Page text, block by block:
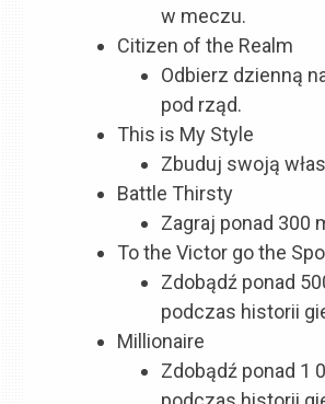
w meczu.
Citizen of the Realm
Odbierz dzienną
pod rząd.
This is My Style
Zbuduj swoją
Battle Thirsty
Zagraj ponad 300
To the Victor go the
Zdobądź ponad
podczas historii
Millionaire
Zdobądź ponad 1